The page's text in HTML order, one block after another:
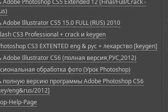
Adobe Photoshop CS5 Extended 12 (Final/Full/Crack -
Adobe Illustrator CS5 15.0 FULL (RUS) 2010
CS3 Professional + crack и keygen
CS3 EXTENTED eng & рус + лекарство [keygen]
Adobe Illustrator CS6 (полная версия,РУС,2012)
обработка фото (Урок Photoshop)
полную версию программы Adobe Photoshop CS6
eng&rus/2012]
Help-Page